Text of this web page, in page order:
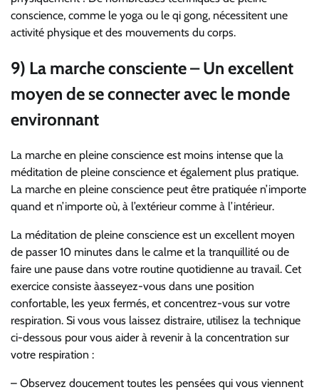
conscience, comme le yoga ou le qi gong, nécessitent une
activité physique et des mouvements du corps.
9) La marche consciente – Un excellent
moyen de se connecter avec le monde
environnant
La marche en pleine conscience est moins intense que la
méditation de pleine conscience et également plus pratique.
La marche en pleine conscience peut être pratiquée n’importe
quand et n’importe où, à l’extérieur comme à l’intérieur.
La méditation de pleine conscience est un excellent moyen
de passer 10 minutes dans le calme et la tranquillité ou de
faire une pause dans votre routine quotidienne au travail. Cet
exercice consiste àasseyez-vous dans une position
confortable, les yeux fermés, et concentrez-vous sur votre
respiration. Si vous vous laissez distraire, utilisez la technique
ci-dessous pour vous aider à revenir à la concentration sur
votre respiration :
– Observez doucement toutes les pensées qui vous viennent